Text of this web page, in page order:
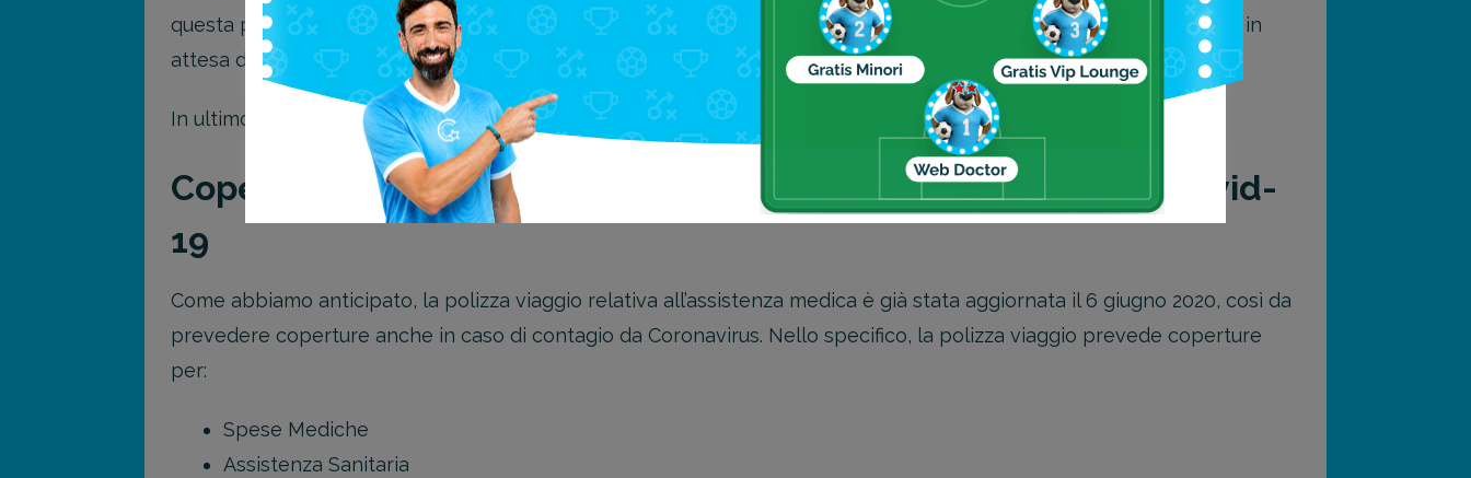
questa polizza o prenota il viaggio dopo aver ricevuto un risultato positivo del test Coronavirus (COVID-19) o se sia in
attesa dell’esito del test Coronavirus (COVID-19) ed il Suo viaggio inizia entro 14 giorni.
In ultimo, non sono previste coperture a seguito di un avviso di un Governo di autoisolarsi.
Copertura illimitata per le spese mediche anche in caso di Covid-
19
Come abbiamo anticipato, la polizza viaggio relativa all’assistenza medica è già stata aggiornata il 6 giugno 2020, così da
prevedere coperture anche in caso di contagio da Coronavirus. Nello specifico, la polizza viaggio prevede coperture
per:
Spese Mediche
Assistenza Sanitaria